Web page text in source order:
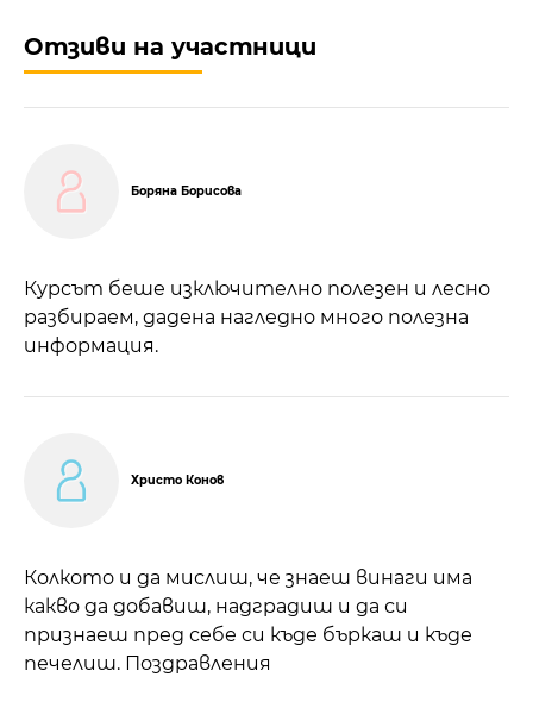
Отзиви на участници
Боряна Борисова
Курсът беше изключително полезен и лесно
разбираем, дадена нагледно много полезна
информация.
Христо Конов
Колкото и да мислиш, че знаеш винаги има
какво да добавиш, надградиш и да си
признаеш пред себе си къде бъркаш и къде
печелиш. Поздравления